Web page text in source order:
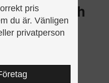
pris
du är. Vänligen
privatperson
1:3 Liv och